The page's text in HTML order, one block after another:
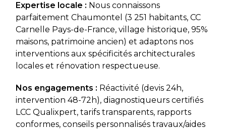
Expertise locale : Nous connaissons
parfaitement Chaumontel (3 251 habitants, CC
Carnelle Pays-de-France, village historique, 95%
maisons, patrimoine ancien) et adaptons nos
interventions aux spécificités architecturales
locales et rénovation respectueuse.
Nos engagements : Réactivité (devis 24h,
intervention 48-72h), diagnostiqueurs certifiés
LCC Qualixpert, tarifs transparents, rapports
conformes, conseils personnalisés travaux/aides